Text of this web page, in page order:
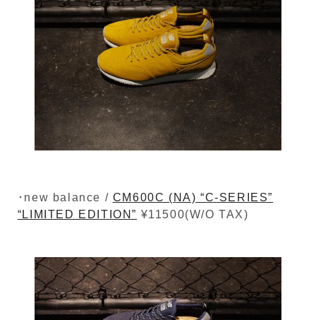
･new balance / CM600C (NA) “C-SERIES”
“LIMITED EDITION” ¥11500(W/O TAX)